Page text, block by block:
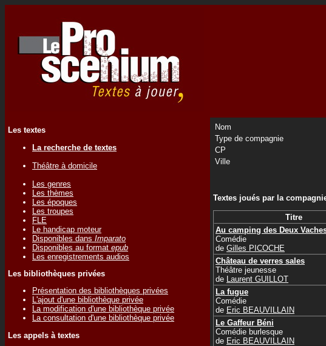
Les textes
La recherche de textes
Théâtre à domicile
Les genres
Les thèmes
Les époques
Les troupes
FLE
Le handicap moteur
Disponibles dans Imparato
Disponibles au format epub
Les enregistrements audios
Les bibliothèques privées
Présentation des bibliothèques privées
L'ajout d'une bibliothèque privée
La modification d'une bibliothèque privée
La consultation d'une bibliothèque privée
Les appels à textes
Nom
Type de compagnie
CP
Ville
Textes joués par la
Titre
Au camping des Deux
Comédie
de Gilles PICOCHE
Château de verres sales
Théâtre jeunesse
de
Laurent GUILLOT
La fugue
Comédie
de Eric BEAUVILLAIN
Le Gaffeur Béni
Comédie burlesque
de Eric BEAUVILLAIN